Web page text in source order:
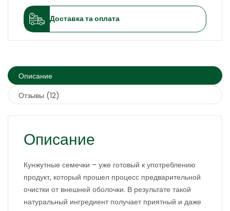
Доставка та оплата
Описание
Отзывы (12)
Описание
Кунжутные семечки – уже готовый к употреблению
продукт, который прошел процесс предварительной
очистки от внешней оболочки. В результате такой
натуральный ингредиент получает приятный и даже